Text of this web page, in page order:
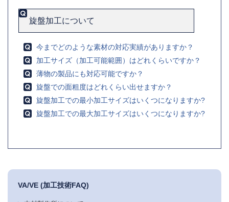
旋盤加工について
今までどのような素材の対応実績がありますか？
加工サイズ（加工可能範囲）はどれくらいですか？
薄物の製品にも対応可能ですか？
旋盤での面粗度はどれくらい出せますか？
旋盤加工での最小加工サイズはいくつになりますか?
旋盤加工での最大加工サイズはいくつになりますか?
VA/VE (加工技術FAQ)